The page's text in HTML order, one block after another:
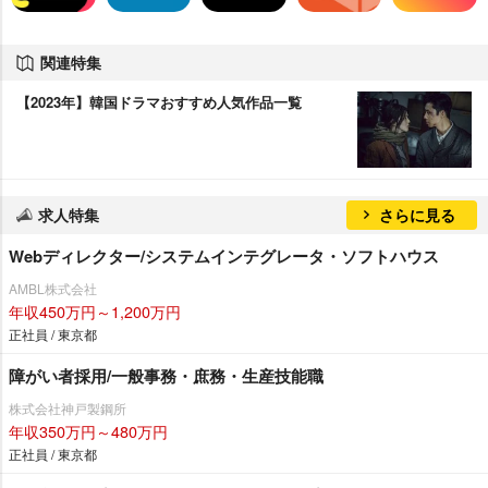
関連特集
【2023年】韓国ドラマおすすめ人気作品一覧
求人特集 さらに見る
Webディレクター/システムインテグレータ・ソフトハウス
AMBL株式会社
年収450万円～1,200万円
正社員 / 東京都
障がい者採用/一般事務・庶務・生産技能職
株式会社神戸製鋼所
年収350万円～480万円
正社員 / 東京都